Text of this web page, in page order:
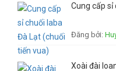
Cung cấp sỉ
Đăng bởi:
Xoài đài